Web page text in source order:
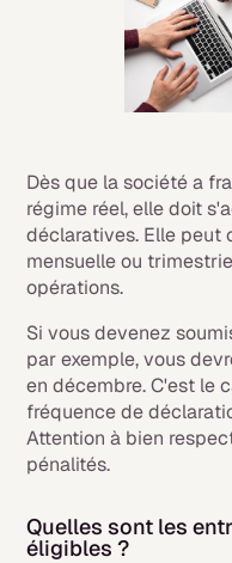
Dès que la société a
régime réel, elle doit
déclaratives. Elle peut
mensuelle ou
opérations.
Si vous devenez
par exemple, vous
en décembre. C'est le
fréquence de
Attention à bien
pénalités.
Quelles sont les
éligibles ?